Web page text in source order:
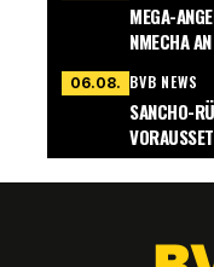
MEGA-
NMECHA
06.08. BVB NEWS
SANCHO-